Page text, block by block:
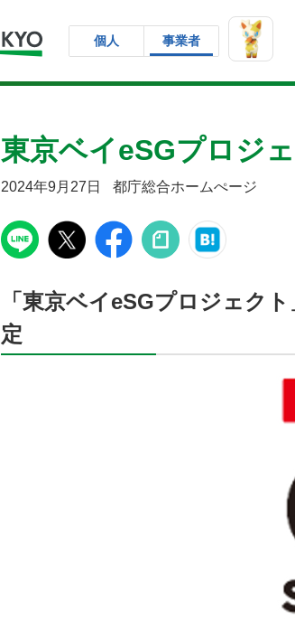
個人 事業者
東京ベイeSGプロジ
2024年9月27日 都庁総合ホームぺージ
「東京ベイeSGプロジェ
定